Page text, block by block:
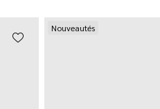
Nouveautés